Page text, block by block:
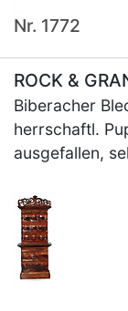
Nr. 1772
ROCK &
Biberacher
herrschaftl.
ausgefallen,